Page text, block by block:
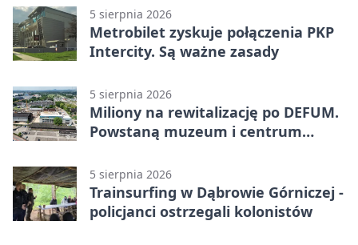
5 sierpnia 2026
Metrobilet zyskuje połączenia PKP
Intercity. Są ważne zasady
5 sierpnia 2026
Miliony na rewitalizację po DEFUM.
Powstaną muzeum i centrum
5 sierpnia 2026
Trainsurfing w Dąbrowie Górniczej -
policjanci ostrzegali kolonistów